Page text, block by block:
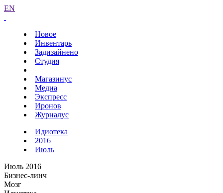
EN
Новое
Инвентарь
Задизайнено
Студия
Магазинус
Медиа
Экспресс
Иронов
Журналус
Идиотека
2016
Июль
Июль 2016
Бизнес-линч
Мозг